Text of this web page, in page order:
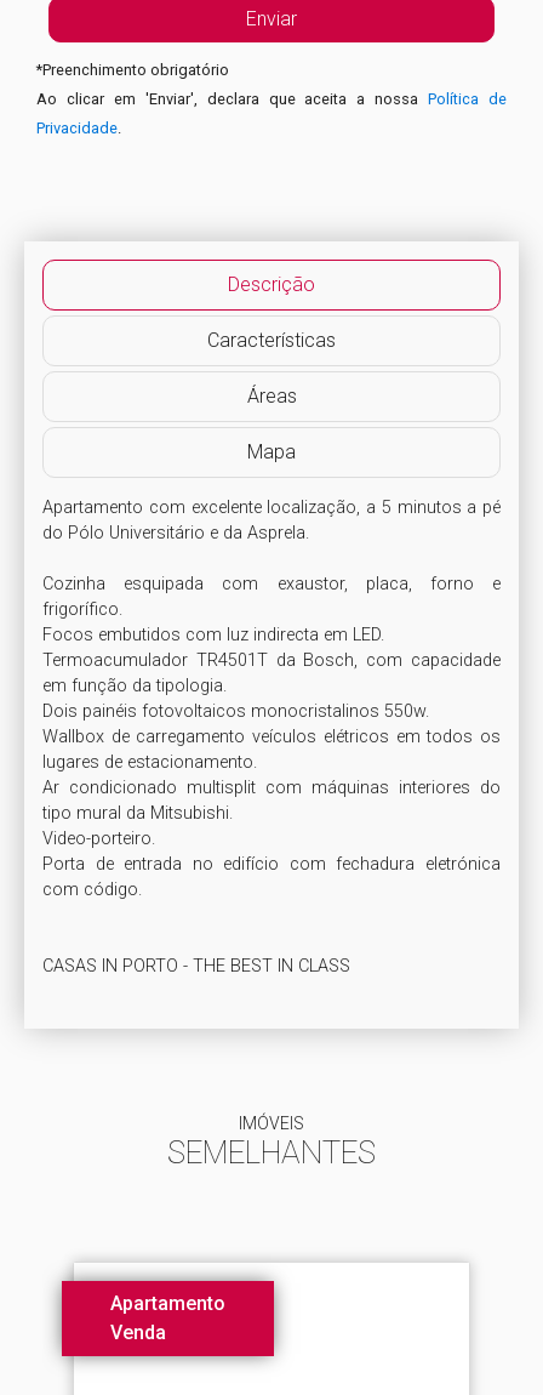
*Preenchimento obrigatório
Ao clicar em 'Enviar', declara que aceita a nossaPolítica de
Privacidade
Descrição
Características
Áreas
Mapa
Apartamento com excelente localização, a 5 minutos a pé
do Pólo Universitário e da Asprela.
Cozinha esquipada com exaustor, placa, forno e
frigorífico.
Focos embutidos com luz indirecta em LED.
Termoacumulador TR4501T da Bosch, com capacidade
em função da tipologia.
Dois painéis fotovoltaicos monocristalinos 550w.
Wallbox de carregamento veículos elétricos em todos os
lugares de estacionamento.
Ar condicionado multisplit com máquinas interiores do
tipo mural da Mitsubishi.
Video-porteiro.
Porta de entrada no edifício com fechadura eletrónica
com código.
CASAS IN PORTO - THE BEST IN CLASS
IMÓVEIS
SEMELHANTES
Apartamento
Venda